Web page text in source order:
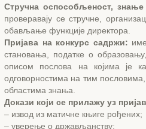
Стручна оспособљеност,
проверавају се стручне,
обављање функције директора.
Пријава на конкурс садржи:
становања, податке о
описом послова на којима је
одговорностима на тим
областима знања.
Докази који се прилажу уз
– извод из матичне књиге рођених;
– уверење о држављанству;